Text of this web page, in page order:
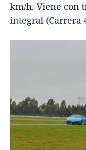
km/h. Viene con
integral (Carrera